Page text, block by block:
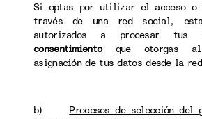
Si optas por utilizar el acceso o
través de una red social,
autorizados a procesar
consentimientoque otorgas
asignación de tus datos desde la
b) Procesos de selección del